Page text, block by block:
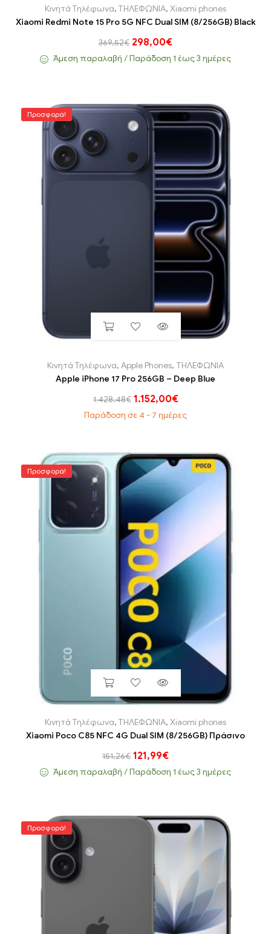
Κινητά Τηλέφωνα, ΤΗΛΕΦΩΝΙΑ, Xiaomi phones
Xiaomi Redmi Note 15 Pro 5G NFC Dual SIM (8/256GB) Black
369,52€ 298,00€
Άμεση παραλαβή / Παράδoση 1 έως 3 ημέρες
Προσφορά!
Κινητά Τηλέφωνα, Apple Phones, ΤΗΛΕΦΩΝΙΑ
Apple iPhone 17 Pro 256GB – Deep Blue
1.428,48€ 1.152,00€
Παράδοση σε 4 - 7 ημέρες
Προσφορά!
Κινητά Τηλέφωνα, ΤΗΛΕΦΩΝΙΑ, Xiaomi phones
Xiaomi Poco C85 NFC 4G Dual SIM (8/256GB) Πράσινο
151,26€ 121,99€
Άμεση παραλαβή / Παράδoση 1 έως 3 ημέρες
Προσφορά!